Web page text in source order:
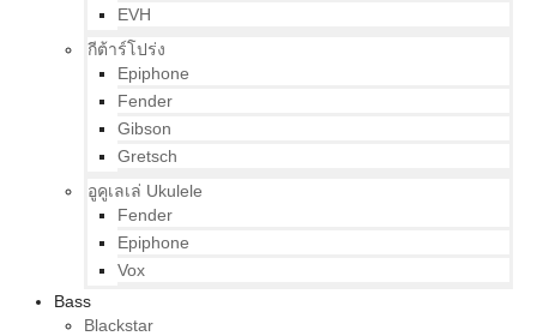
EVH
กีต้าร์โปร่ง
Epiphone
Fender
Gibson
Gretsch
อูคูเลเล่ Ukulele
Fender
Epiphone
Vox
Bass
Blackstar